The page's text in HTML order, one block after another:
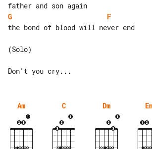
G
F
the bond of blood will never end
(Solo)
Am C Dm